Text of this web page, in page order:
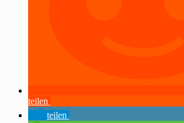
teilen
teilen